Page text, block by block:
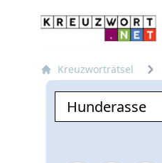
Kreuzworträtsel